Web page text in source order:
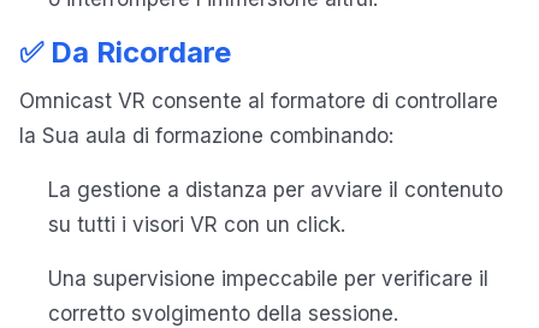
✅ Da Ricordare
Omnicast VR consente al formatore di controllare
la Sua aula di formazione combinando:
La gestione a distanza per avviare il contenuto
su tutti i visori VR con un click.
Una supervisione impeccabile per verificare il
corretto svolgimento della sessione.